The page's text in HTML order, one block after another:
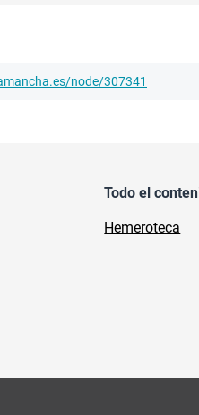
node/307341
Todo el
Hemeroteca